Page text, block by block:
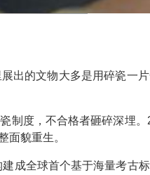
出的文物大多是用碎瓷一
制度，不合格者砸碎深埋
面貌重生。
成全球首个基于海量考古